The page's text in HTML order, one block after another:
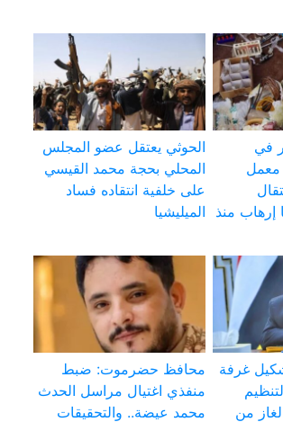
في
منذ
الحوثي يعتقل عضو المجلس
المحلي بحجة محمد القيسي
على خلفية انتقاده فساد
الميليشيا
غرفة
من
محافظ حضرموت: ضبط
منفذي اغتيال مراسل الحدث
محمد عيضة.. والتحقيقات